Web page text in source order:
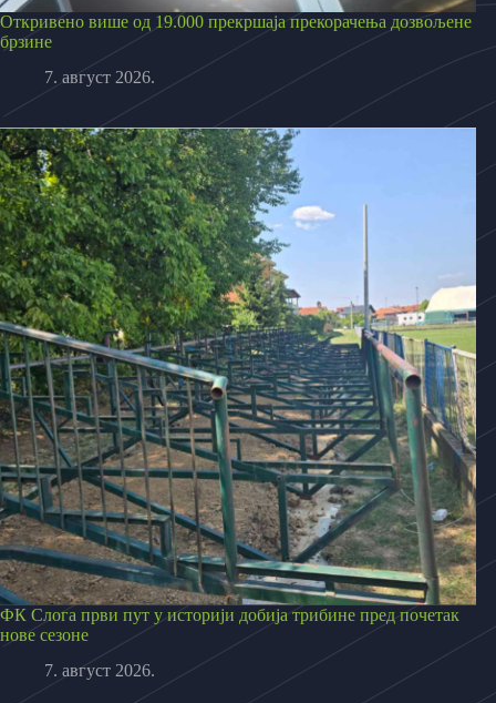
Откривено више од 19.000 прекршаја прекорачења дозвољене
брзине
7. август 2026.
ФК Слога први пут у историји добија трибине пред почетак
нове сезоне
7. август 2026.